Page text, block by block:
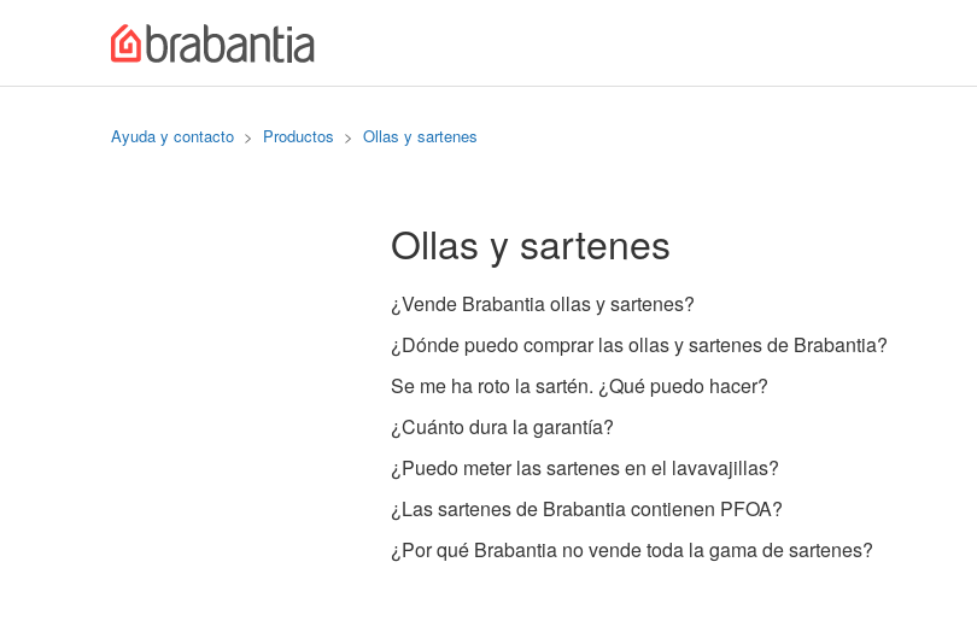
Ayuda y contacto Productos Ollas y sartenes
Ollas y sartenes
¿Vende Brabantia ollas y sartenes?
¿Dónde puedo comprar las ollas y sartenes de Brabantia?
Se me ha roto la sartén. ¿Qué puedo hacer?
¿Cuánto dura la garantía?
¿Puedo meter las sartenes en el lavavajillas?
¿Las sartenes de Brabantia contienen PFOA?
¿Por qué Brabantia no vende toda la gama de sartenes?